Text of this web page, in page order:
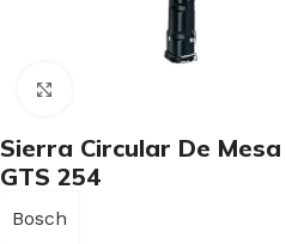
Sierra Circular De
GTS 254
Bosch